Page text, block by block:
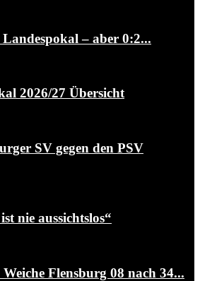
– aber 0:2...
2026/27 Übersicht
SV gegen den PSV
nie aussichtslos“
Flensburg 08 nach 34...